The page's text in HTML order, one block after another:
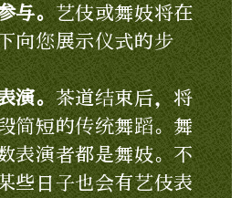
与。 艺伎或舞妓将在
向您展示仪式的步
演。 茶道结束后，将
简短的传统舞蹈。舞
表演者都是舞妓。不
些日子也会有艺伎表